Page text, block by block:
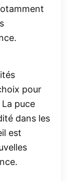
pour
puce
dans les
est